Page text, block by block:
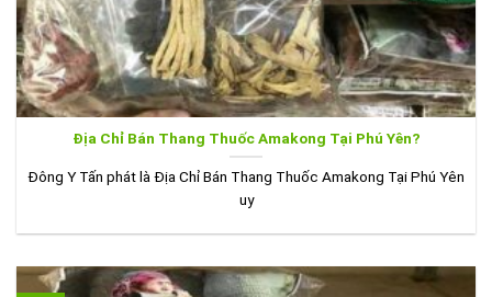
Địa Chỉ Bán Thang Thuốc Amakong Tại Phú Yên?
Đông Y Tấn phát là Địa Chỉ Bán Thang Thuốc Amakong Tại Phú Yên
uy